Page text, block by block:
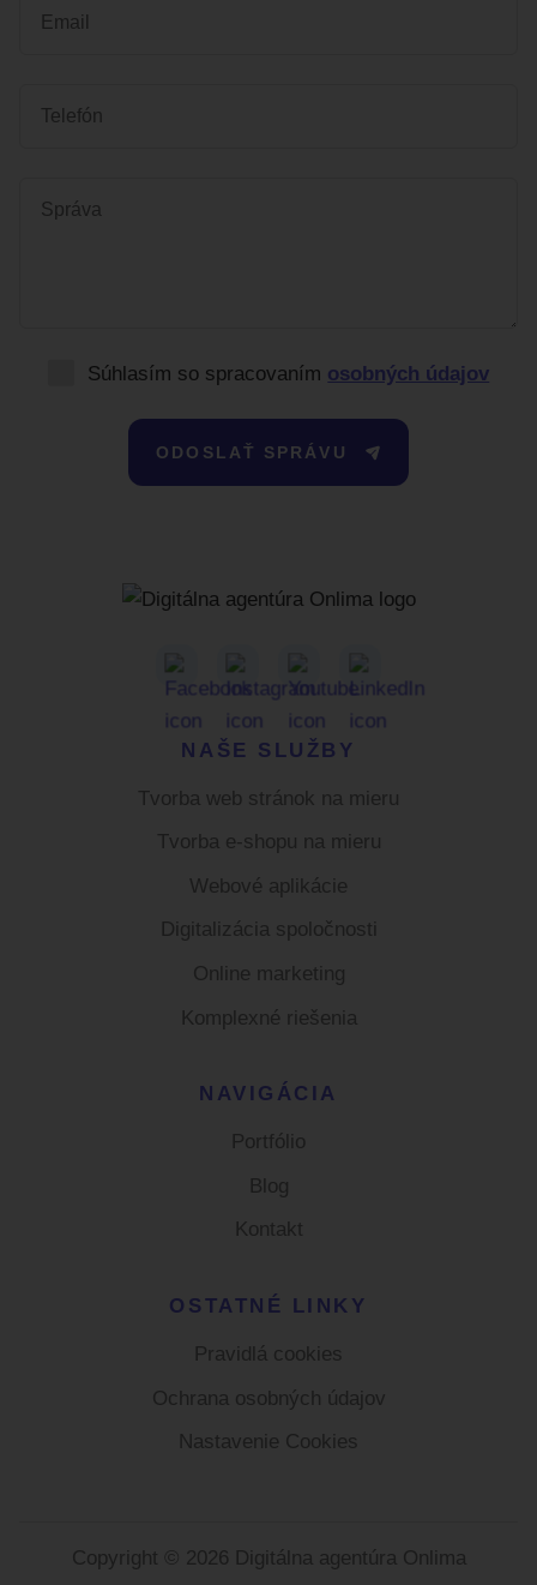
Súhlasím so spracovaním osobných údajov
ODOSLAŤ SPRÁVU
FacebookInstagramYoutube
NAŠE SLUŽBY
Tvorba web stránok na mieru
Tvorba e-shopu na mieru
Webové aplikácie
Digitalizácia spoločnosti
Online marketing
Komplexné riešenia
NAVIGÁCIA
Portfólio
Blog
Kontakt
OSTATNÉ LINKY
Pravidlá cookies
Ochrana osobných údajov
Nastavenie Cookies
Copyright © 2026 Digitálna agentúra Onlima